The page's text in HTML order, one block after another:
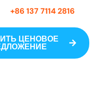
+86 137 7114 2816
ЦЕНОВОЕ